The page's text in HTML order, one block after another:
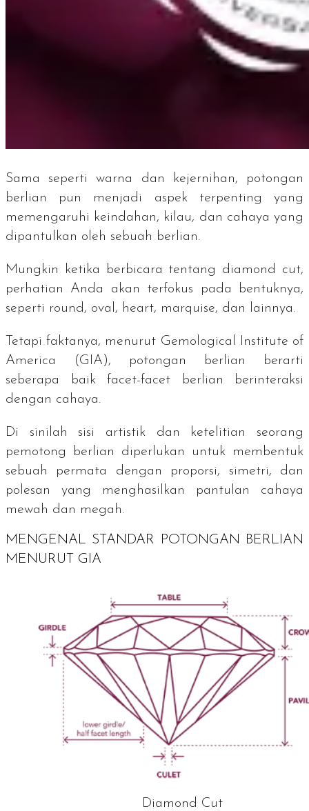
Sama seperti warna dan kejernihan, potongan
berlian pun menjadi aspek terpenting yang
memengaruhi keindahan, kilau, dan cahaya yang
dipantulkan oleh sebuah berlian.
Mungkin ketika berbicara tentang diamond cut,
perhatian Anda akan terfokus pada bentuknya,
seperti round, oval, heart, marquise, dan lainnya.
Tetapi faktanya, menurut Gemological Institute of
America (GIA ), potongan berlian berarti
seberapa baik facet-facet berlian berinteraksi
dengan cahaya.
Di sinilah sisi artistik dan ketelitian seorang
pemotong berlian diperlukan untuk membentuk
sebuah permata dengan proporsi, simetri, dan
polesan yang menghasilkan pantulan cahaya
mewah dan megah.
MENGENAL STANDAR POTONGAN BERLIAN
MENURUT GIA
Diamond Cut